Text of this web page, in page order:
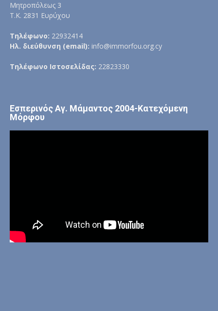
Μητροπόλεως 3
Τ.Κ. 2831 Ευρύχου
Τηλέφωνο: 22932414
Ηλ. διεύθυνση (email): info@immorfou.org.cy
Τηλέφωνο Ιστοσελίδας: 22823330
Εσπερινός Αγ. Μάμαντος 2004-Κατεχόμενη
Μόρφου